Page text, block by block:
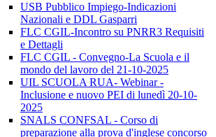
USB Pubblico Impiego-Indicazioni
Nazionali e DDL Gasparri
FLC CGIL-Incontro su PNRR3 Requisiti
e Dettagli
FLC CGIL - Convegno-La Scuola e il
mondo del lavoro del 21-10-2025
UIL SCUOLA RUA- Webinar -
Inclusione e nuovo PEI di lunedì 20-10-
2025
SNALS CONFSAL - Corso di
preparazione alla prova d'inglese concorso